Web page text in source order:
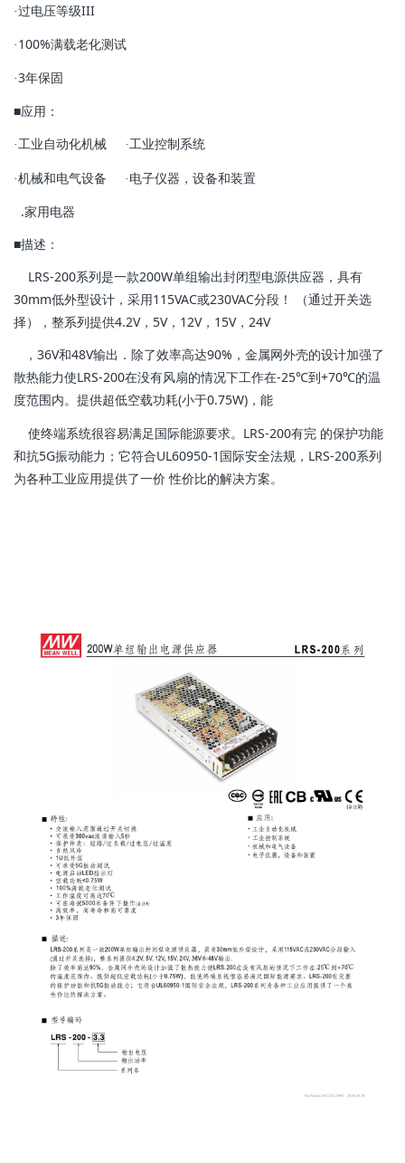
·过电压等级III
· 100%满载老化测试
·3年保固
■应用：
·工业自动化机械 ·工业控制系统
·机械和电气设备 · 电子仪器，设备和装置
.家用电器
■描述：
LRS-200系列是一款200W单组输出封闭型电源供应器，具有
30mm低外型设计，采用115VAC或230VAC分段！
（通过开关选
择），整系列提供4.2V，5V，12V，15V，24V
，36V和48V输出． 除了效率高达90%，金属网外壳的设计加强了
散热能力使LRS-200在没有风扇的情况下工作在-25℃到+70℃的温
度范围内。提供超低空载功耗(小于0.75W)，能
使终端系统很容易满足国际能源要求。LRS-200有完 的保护功能
和抗5G振动能力；它符合UL60950-1国际安全法规，LRS-200系列
为各种工业应用提供了一价 性价比的解决方案。